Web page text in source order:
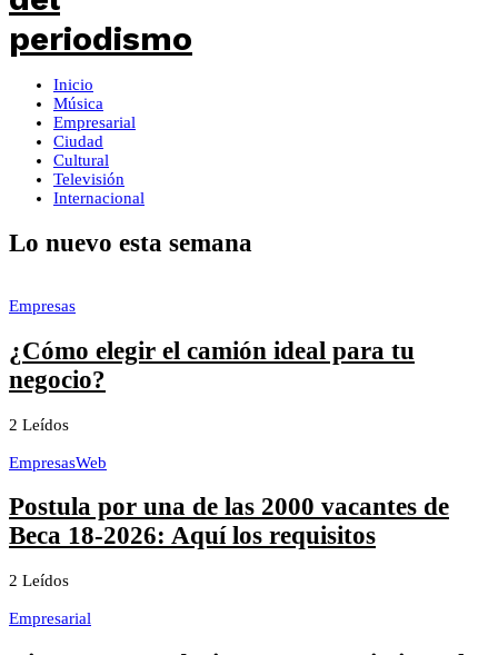
Inicio
Música
Empresarial
Ciudad
Cultural
Televisión
Internacional
Lo nuevo esta semana
Empresas
¿Cómo elegir el camión ideal para tu
negocio?
2 Leídos
EmpresasWeb
Postula por una de las 2000 vacantes de
Beca 18-2026: Aquí los requisitos
2 Leídos
Empresarial